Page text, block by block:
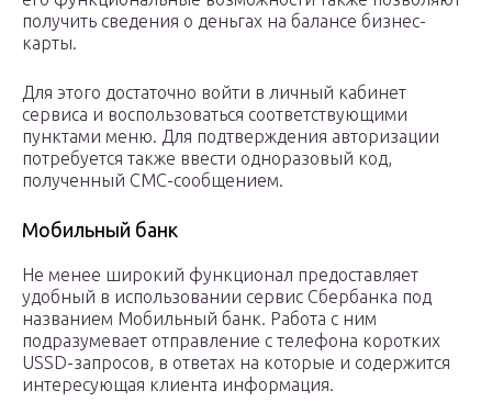
получить сведения о деньгах на балансе бизнес-
карты.
Для этого достаточно войти в личный кабинет
сервиса и воспользоваться соответствующими
пунктами меню. Для подтверждения авторизации
потребуется также ввести одноразовый код,
полученный СМС-сообщением.
Мобильный банк
Не менее широкий функционал предоставляет
удобный в использовании сервис Сбербанка под
названием Мобильный банк. Работа с ним
подразумевает отправление с телефона коротких
USSD-запросов, в ответах на которые и содержится
интересующая клиента информация.